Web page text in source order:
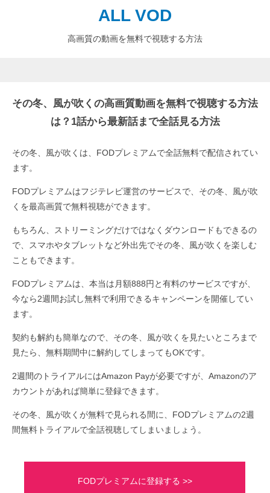
ALL VOD
高画質の動画を無料で視聴する方法
その冬、風が吹くの高画質動画を無料で視聴する方法
は？1話から最新話まで全話見る方法
その冬、風が吹くは、FODプレミアムで全話無料で配信されてい
ます。
FODプレミアムはフジテレビ運営のサービスで、その冬、風が吹
くを最高画質で無料視聴ができます。
もちろん、ストリーミングだけではなくダウンロードもできるの
で、スマホやタブレットなど外出先でその冬、風が吹くを楽しむ
こともできます。
FODプレミアムは、本当は月額888円と有料のサービスですが、
今なら2週間お試し無料で利用できるキャンペーンを開催してい
ます。
契約も解約も簡単なので、その冬、風が吹くを見たいところまで
見たら、無料期間中に解約してしまってもOKです。
2週間のトライアルにはAmazon Payが必要ですが、Amazonのア
カウントがあれば簡単に登録できます。
その冬、風が吹くが無料で見られる間に、FODプレミアムの2週
間無料トライアルで全話視聴してしまいましょう。
FODプレミアムに登録する >>